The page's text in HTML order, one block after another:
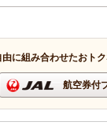
に組み合わせたおト
航空券付